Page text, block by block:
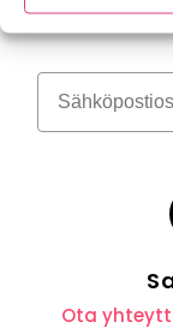
Ota